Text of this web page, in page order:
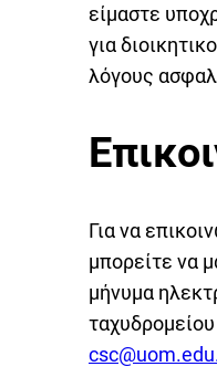
είμαστε
για
λόγους
Για να
μπορείτε να
μήνυμα